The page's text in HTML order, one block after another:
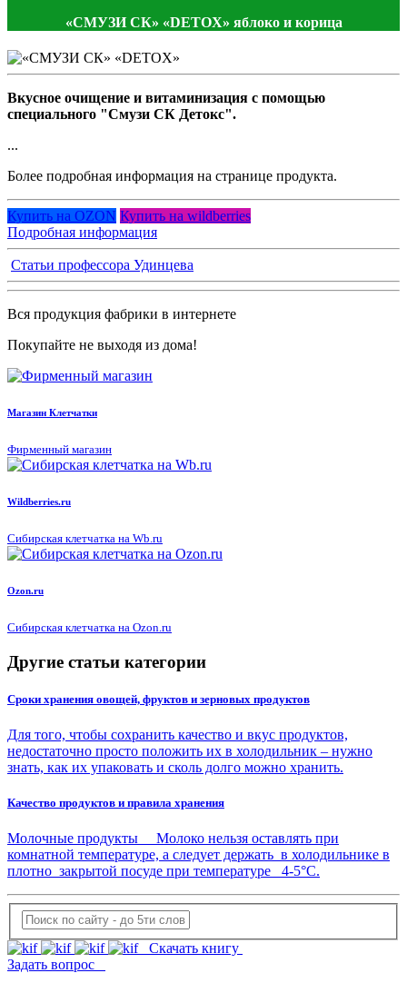
«СМУЗИ СК» «DETOX» яблоко и корица
Вкусное очищение и витаминизация с помощью
специального "Смузи СК Детокс".
...
Более подробная информация на странице продукта.
Купить на OZON Купить на wildberries
Подробная информация
Статьи профессора Удинцева
Вся продукция фабрики в интернете
Покупайте не выходя из дома!
Магазин Клетчатки
Фирменный магазин
Wildberries.ru
Сибирская клетчатка на Wb.ru
Ozon.ru
Сибирская клетчатка на Ozon.ru
Другие статьи категории
Сроки хранения овощей, фруктов и зерновых продуктов
Для того, чтобы сохранить качество и вкус продуктов,
недостаточно просто положить их в холодильник – нужно
знать, как их упаковать и сколь долго можно хранить.
Качество продуктов и правила хранения
Молочные продукты Молоко нельзя оставлять при
комнатной температуре, а следует держать в холодильнике в
плотно закрытой посуде при температуре 4-5°С.
Скачать книгу
Задать вопрос